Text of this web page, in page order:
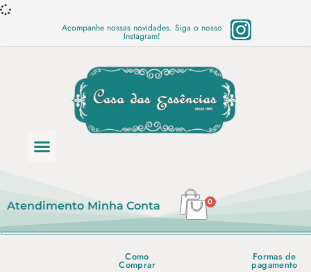
Acompanhe nossas novidades. Siga o nosso
Instagram!
Atendimento Minha Conta 0
Como
Comprar
Formas de
pagamento